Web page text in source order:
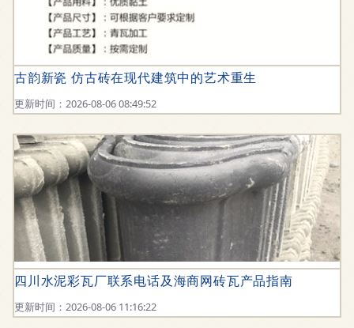
古韵新瓷 仿古砖在现代建筑中的艺术重生
更新时间：2026-08-06 08:49:52
四川水泥彩瓦厂联系电话及海商网砖瓦产品指南
更新时间：2026-08-06 11:16:22